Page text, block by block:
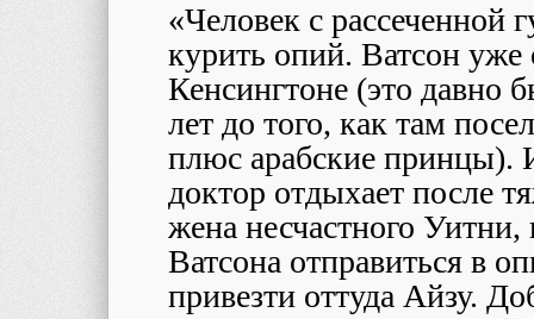
«Человек с рассеченной
курить опий. Ватсон уже
Кенсингтоне (это давно
лет до того, как там
плюс арабские принцы).
доктор отдыхает после
жена несчастного
Ватсона отправиться в
привезти оттуда Айзу.